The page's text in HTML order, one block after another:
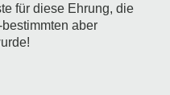
für diese Ehrung, die
aber
wurde!